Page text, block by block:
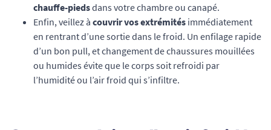
chauffe-piedsdans votre chambre ou canapé.
Enfin, veillez à couvrir vos extrémités immédiatement
en rentrant d’une sortie dans le froid. Un enfilage rapide
d’un bon pull, et changement de chaussures mouillées
ou humides évite que le corps soit refroidi par
l’humidité ou l’air froid qui s’infiltre.